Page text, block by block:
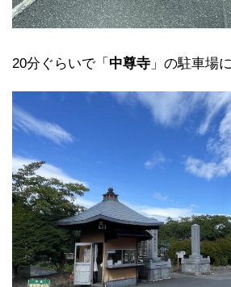
20分ぐらいで「 中尊寺 」の駐車場